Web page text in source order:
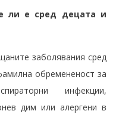
ли е сред децата и
заболявания сред
обремененост за
инфекции,
дим или алергени в